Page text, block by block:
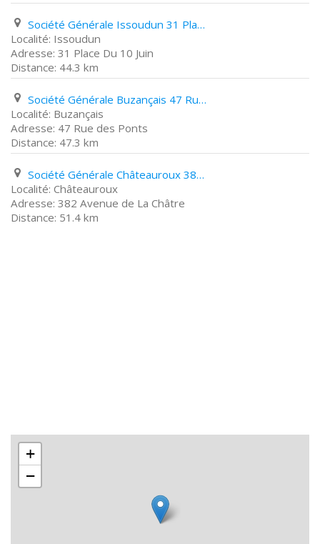
Société Générale Issoudun 31 Place Du 10 Juin
Issoudun
31 Place Du 10 Juin
44.3 km
Société Générale Buzançais 47 Rue des Ponts
Buzançais
47 Rue des Ponts
47.3 km
Société Générale Châteauroux 382 Avenue de La Châtre
Châteauroux
382 Avenue de La Châtre
51.4 km
+
−